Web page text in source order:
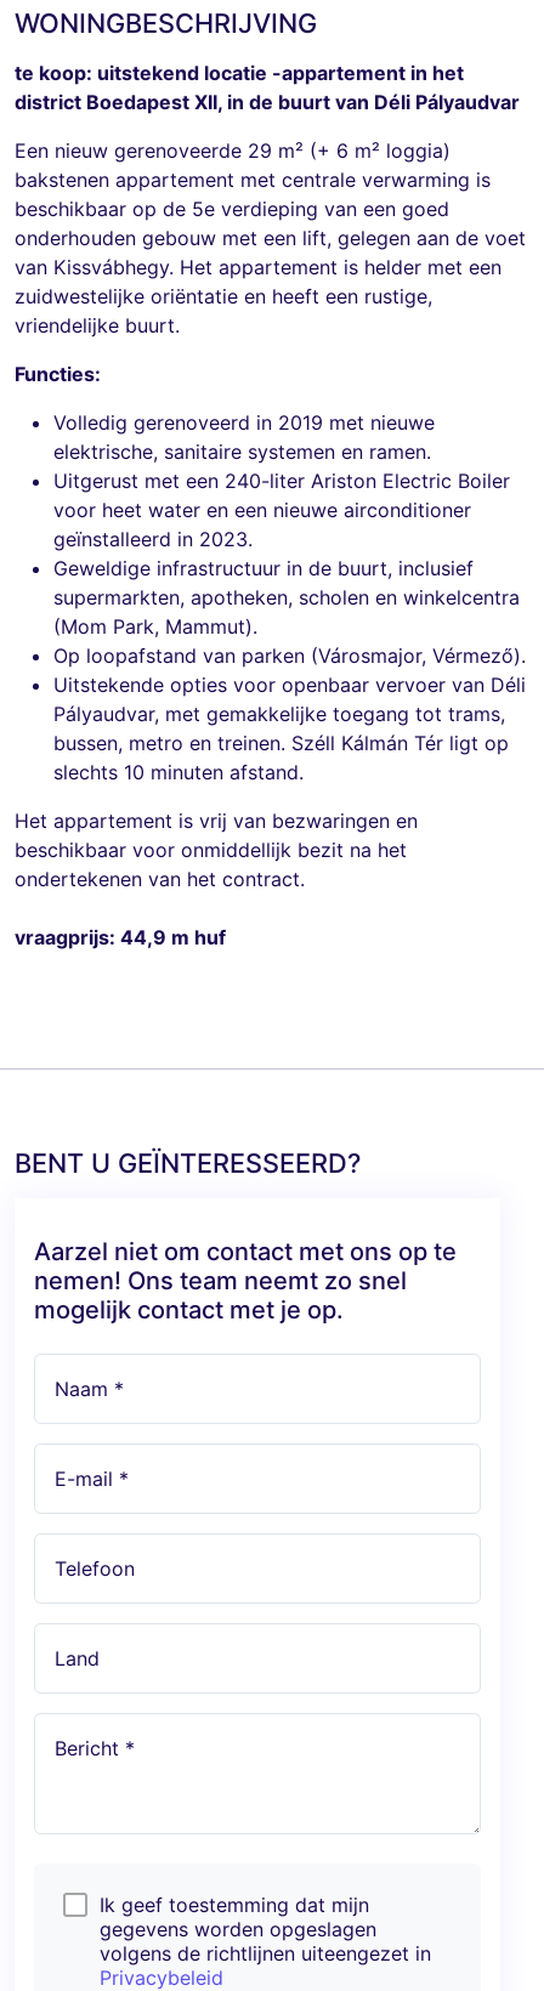
WONINGBESCHRIJVING
te koop: uitstekend locatie -appartement in het
district Boedapest XII, in de buurt van Déli Pályaudvar
Een nieuw gerenoveerde 29 m² (+ 6 m² loggia)
bakstenen appartement met centrale verwarming is
beschikbaar op de 5e verdieping van een goed
onderhouden gebouw met een lift, gelegen aan de voet
van Kissvábhegy. Het appartement is helder met een
zuidwestelijke oriëntatie en heeft een rustige,
vriendelijke buurt.
Functies:
Volledig gerenoveerd in 2019 met nieuwe
elektrische, sanitaire systemen en ramen.
Uitgerust met een 240-liter Ariston Electric Boiler
voor heet water en een nieuwe airconditioner
geïnstalleerd in 2023.
Geweldige infrastructuur in de buurt, inclusief
supermarkten, apotheken, scholen en winkelcentra
(Mom Park, Mammut).
Op loopafstand van parken (Városmajor, Vérmező).
Uitstekende opties voor openbaar vervoer van Déli
Pályaudvar, met gemakkelijke toegang tot trams,
bussen, metro en treinen. Széll Kálmán Tér ligt op
slechts 10 minuten afstand.
Het appartement is vrij van bezwaringen en
beschikbaar voor onmiddellijk bezit na het
ondertekenen van het contract.
vraagprijs: 44,9 m huf
BENT U GEÏNTERESSEERD?
Aarzel niet om contact met ons op te
nemen! Ons team neemt zo snel
mogelijk contact met je op.
Naam *
E-mail *
Telefoon
Land
Bericht *
Ik geef toestemming dat mijn
gegevens worden opgeslagen
volgens de richtlijnen uiteengezet in
Privacybeleid